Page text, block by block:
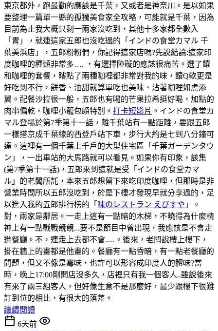
東京都外，跑最勤的應該是千葉，又或者是神奈川。是以如果
要整理一篇單一縣的孤獨美食家全攻略，可能就是千葉，因為
目前為止我大概只剩一兩家沒吃到，其他十多家都全數入
「胃」，就連這家五郎也沒吃過的「インドの食堂カマル 千
葉美浜店」，五郎粉粉們，你記得這家店嗎?先說結論:這家印
度咖哩的種類非常多…. ，有選擇障礙的應該很痛苦。選了饢
和咖哩的套餐，瞎點了兩種咖哩都非常對我的味，饢Q軟更是
好吃到不行，餅香、油甜就算單吃也美味、沾著咖哩如虎添
翼。配餐沙拉很一般，五郎也有喝的芒果拉希挺好喝，加點的
肉串偏乾，咖哩小籠包頗特別。 打卡短影片 。インドの食堂カ
マル登場於第7季第十一話，離千葉站有一點距離，要跟五郎
一樣搭京成千葉線的西登戶站下車，步行大約是七到八分鐘可
達。這裡有一個千葉上千戶的大型住宅區「千葉ガーデンタウ
ン」，一出車站的大馬路就可以看見。如果你有印象，該集
(第7季第十一話)，五郎來到這就是受「インドの食堂カマ
ル」的老闆所託，本來五郎想留下來吃印度咖哩，但那時是非
營業時間所以五郎沒吃到，於是下樓才發現早就分享過的，足
以進入我的五郎排行榜的「 味のレストラン えびすや 」。
對，兩家是鄰居。一走上這有一點暗的木梯，不曉得為什麼精
神上有一點戰戰競競...要不是節目中曾出現，我應該是不會走
進餐廳。不，連走上去都不會.....。後來，老闆說樓上樓下，
掛在牆上的畫都是他畫的。餐廳有一點昏暗，有一點老餐廳的
問題，但又不像是霉味，也許可以形容成印度人的體味?當
時，晚上17:00剛開店沒多久，店裡只有我一個客人..雖說後來
有來了兩三組客人，但好像生意不是那麼好，最少跟樓下很難
訂到位的相比，有很大的落差。
繼續閱讀
6天前